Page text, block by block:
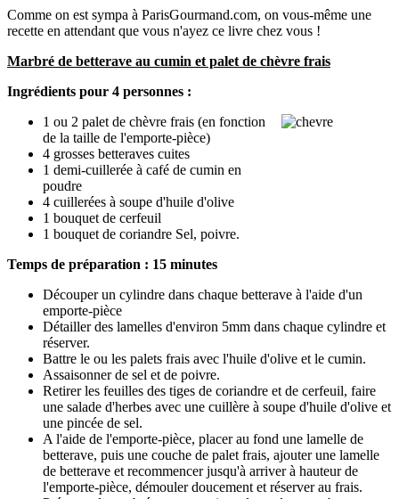
Comme on est sympa à ParisGourmand.com, on vous-même une
recette en attendant que vous n'ayez ce livre chez vous !
Marbré de betterave au cumin et palet de chèvre frais
Ingrédients pour 4 personnes :
1 ou 2 palet de chèvre frais (en fonction
de la taille de l'emporte-pièce)
4 grosses betteraves cuites
1 demi-cuillerée à café de cumin en
poudre
4 cuillerées à soupe d'huile d'olive
1 bouquet de cerfeuil
1 bouquet de coriandre Sel, poivre.
Temps de préparation : 15 minutes
Découper un cylindre dans chaque betterave à l'aide d'un
emporte-pièce
Détailler des lamelles d'environ 5mm dans chaque cylindre et
réserver.
Battre le ou les palets frais avec l'huile d'olive et le cumin.
Assaisonner de sel et de poivre.
Retirer les feuilles des tiges de coriandre et de cerfeuil, faire
une salade d'herbes avec une cuillère à soupe d'huile d'olive et
une pincée de sel.
A l'aide de l'emporte-pièce, placer au fond une lamelle de
betterave, puis une couche de palet frais, ajouter une lamelle
de betterave et recommencer jusqu'à arriver à hauteur de
l'emporte-pièce, démouler doucement et réserver au frais.